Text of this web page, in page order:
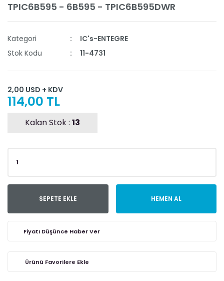
TPIC6B595 - 6B595 - TPIC6B595DWR
Kategori
IC's-ENTEGRE
Stok Kodu
11-4731
2,00 USD + KDV
114,00 TL
Kalan Stok : 13
SEPETE EKLE HEMEN AL
Fiyatı Düşünce Haber Ver